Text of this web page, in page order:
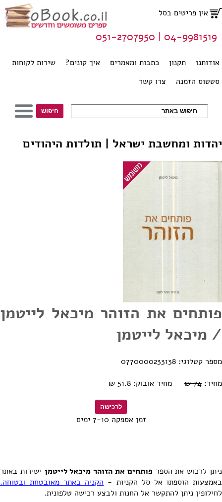
אין פריטים בסל
אודותנו תקנון כתבות ומאמרים איך קונים?
שירות לקוחות
סטטוס הזמנה
צרו קשר
04-9981519 | 051-2707950
יהדות ומחשבת ישראל | תולדות היהודים
פותחים את הזוהר מיכאל לייטמן
/ מיכאל לייטמן
מספר קטלוגי: 0770000233138
מחיר: 74 ₪ מחיר אובוק: 51.8 ₪
זמן אספקה 7-10 ימים
ניתן לרכוש את הספר פותחים את הזוהר מיכאל לייטמן ישירות באתר
באמצעות הוספתו אל סל הקניות - הקניה באתר מאובטחת ובטוחה.
לחילופין ניתן להתקשר אל החנות ולבצע רכישה טלפונית.